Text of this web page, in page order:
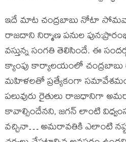
ఇదే మాట చంద్రబాబు నోటా
రాజదాని నిర్మాణ పనుల
వస్తున్న సంగతి తెలిసిందే. ఈ
క్యాంపు కార్యాలయంలో చంద్రబాబు
మహిళలతో ప్రత్యేకంగా
పలువురు రైతులు రాజధానిగా
కావాల్సిందేనని, జగన్ లాంటి
వచ్చినా… అమరావతికి ఎలాంటి